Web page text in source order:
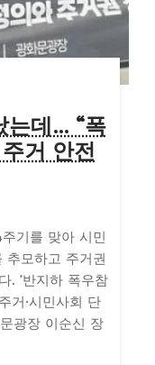
는데… “폭
거 안전
기를 맞아 시민
추모하고 주거권
. '반지하 폭우참
거·시민사회 단
광장 이순신 장